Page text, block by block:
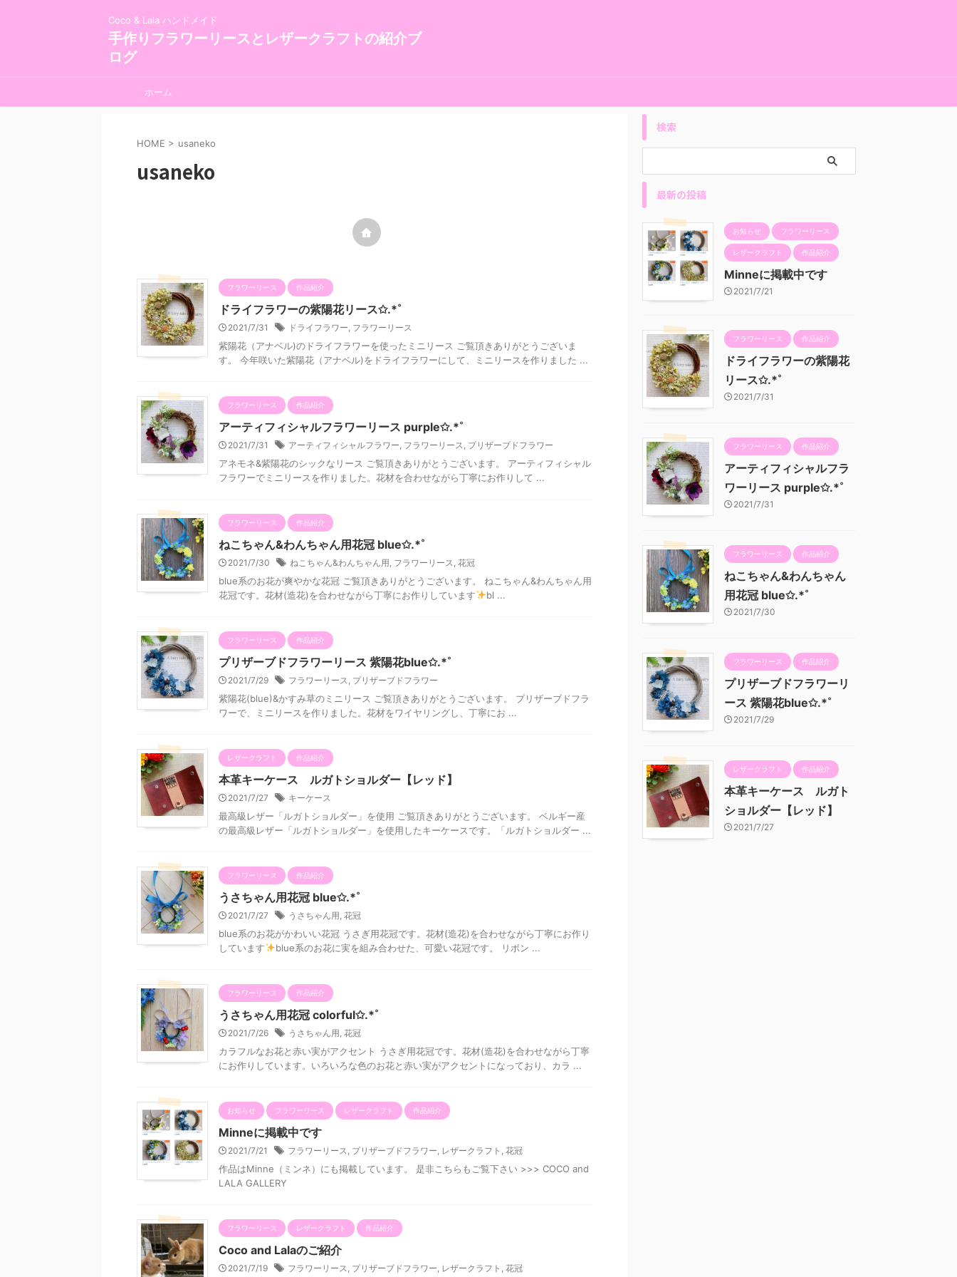
Coco & Lala ハンドメイド
手作りフラワーリースとレザークラフトの紹介ブ
ログ
ホーム
HOME > usaneko
usaneko
フラワーリース 作品紹介
ドライフラワーの紫陽花リース✩.*˚
2021/7/31 ドライフラワー, フラワーリース
紫陽花（アナベル)のドライフラワーを使ったミニリース ご覧頂きありがとうございま
す。 今年咲いた紫陽花（アナベル)をドライフラワーにして、ミニリースを作りました ...
フラワーリース 作品紹介
アーティフィシャルフラワーリース purple✩.*˚
2021/7/31 アーティフィシャルフラワー, フラワーリース, プリザーブドフラワー
アネモネ&紫陽花のシックなリース ご覧頂きありがとうございます。 アーティフィシャル
フラワーでミニリースを作りました。花材を合わせながら丁寧にお作りして ...
フラワーリース 作品紹介
ねこちゃん&わんちゃん用花冠 blue✩.*˚
2021/7/30 ねこちゃん&わんちゃん用, フラワーリース, 花冠
blue系のお花が爽やかな花冠 ご覧頂きありがとうございます。 ねこちゃん&わんちゃん用
花冠です。花材(造花)を合わせながら丁寧にお作りしています
bl ...
フラワーリース 作品紹介
プリザーブドフラワーリース 紫陽花blue✩.*˚
2021/7/29 フラワーリース, プリザーブドフラワー
紫陽花(blue)&かすみ草のミニリース ご覧頂きありがとうございます。 プリザーブドフラ
ワーで、ミニリースを作りました。花材をワイヤリングし、丁寧にお ...
レザークラフト 作品紹介
本革キーケース ルガトショルダー【レッド】
2021/7/27 キーケース
最高級レザー「ルガトショルダー」を使用 ご覧頂きありがとうございます。 ベルギー産
の最高級レザー「ルガトショルダー」を使用したキーケースです。「ルガトショルダー ...
フラワーリース 作品紹介
うさちゃん用花冠 blue✩.*˚
2021/7/27 うさちゃん用, 花冠
blue系のお花がかわいい花冠 うさぎ用花冠です。花材(造花)を合わせながら丁寧にお作り
しています
blue系のお花に実を組み合わせた、可愛い花冠です。 リボン ...
フラワーリース 作品紹介
うさちゃん用花冠 colorful✩.*˚
2021/7/26 うさちゃん用, 花冠
カラフルなお花と赤い実がアクセント うさぎ用花冠です。花材(造花)を合わせながら丁寧
にお作りしています。いろいろな色のお花と赤い実がアクセントになっており、カラ ...
お知らせ フラワーリース レザークラフト 作品紹介
Minneに掲載中です
2021/7/21 フラワーリース, プリザーブドフラワー, レザークラフト , 花冠
作品はMinne（ミンネ）にも掲載しています。 是非こちらもご覧下さい >>> COCO and
LALA GALLERY
フラワーリース レザークラフト 作品紹介
Coco and Lalaのご紹介
2021/7/19 フラワーリース, プリザーブドフラワー, レザークラフト , 花冠
検索
最新の投稿
お知らせ フラワーリース
レザークラフト 作品紹介
Minneに掲載中です
2021/7/21
フラワーリース 作品紹介
ドライフラワーの紫陽花
リース✩.*˚
2021/7/31
フラワーリース 作品紹介
アーティフィシャルフラ
ワーリース purple✩.*˚
2021/7/31
フラワーリース 作品紹介
ねこちゃん&わんちゃん
用花冠 blue✩.*˚
2021/7/30
フラワーリース 作品紹介
プリザーブドフラワーリ
ース 紫陽花blue✩.*˚
2021/7/29
レザークラフト 作品紹介
本革キーケース ルガト
ショルダー【レッド】
2021/7/27